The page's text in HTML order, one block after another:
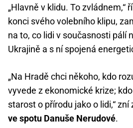
„Hlavně v klidu. To zvládnem,“
konci svého volebního klipu,
na to, co lidi v současnosti pálí
Ukrajině a s ní spojená
„Na Hradě chci někoho, kdo
vyvede z ekonomické krize;
starost o přírodu jako o lidi,“
ve spotu Danuše Nerudové.